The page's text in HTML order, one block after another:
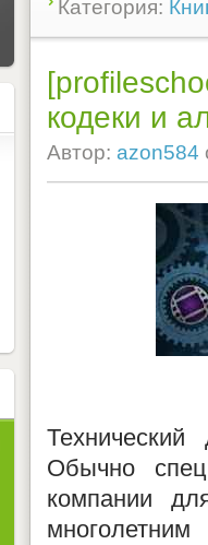
Категория:
кодеки и
Автор: azon584
Обычно
компании